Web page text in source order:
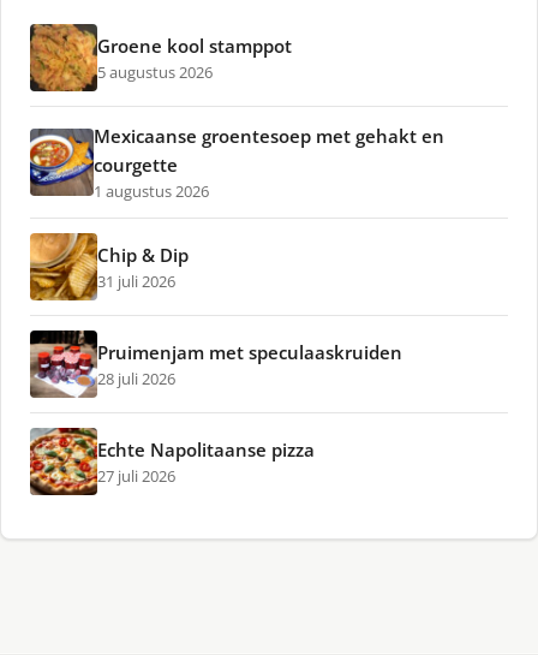
Groene kool stamppot
5 augustus 2026
Mexicaanse groentesoep met gehakt en
courgette
1 augustus 2026
Chip & Dip
31 juli 2026
Pruimenjam met speculaaskruiden
28 juli 2026
Echte Napolitaanse pizza
27 juli 2026